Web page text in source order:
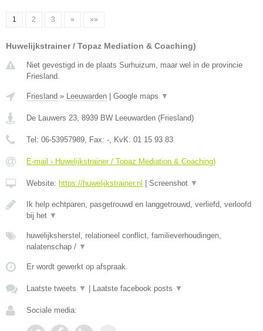
1 2 3 » »»
Huwelijkstrainer / Topaz Mediation & Coaching)
Niet gevestigd in de plaats Surhuizum, maar wel in de provincie
Friesland.
Friesland » Leeuwarden Google maps ▼
De Lauwers 23, 8939 BW Leeuwarden (Friesland)
Tel: 06-53957989, Fax: -, KvK: 01 15 93 83
E-mail › Huwelijkstrainer / Topaz Mediation & Coaching)
Website: https://huwelijkstrainer.nl Screenshot ▼
Ik help echtparen, pasgetrouwd en langgetrouwd, verliefd, verloofd
bij het ▼
huwelijksherstel, relationeel conflict, familieverhoudingen,
nalatenschap / ▼
Er wordt gewerkt op afspraak.
Laatste tweets ▼ Laatste facebook posts ▼
Sociale media: